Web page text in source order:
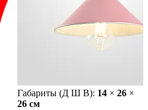
Габариты (Д Ш В): 14 × 26 ×
26 cм